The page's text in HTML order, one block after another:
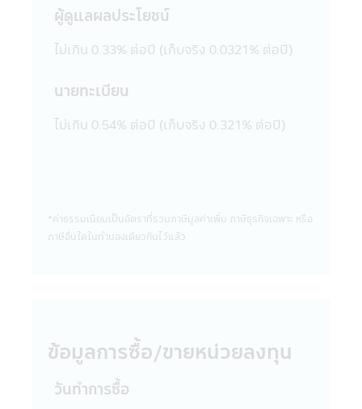
โทรศัพท์มือถือนี้ได้ออกจากแอปพลิเคชันผ่าน
โทรศัพท์มือถือนี้ไปยังเว็บไซต์อื่นๆ ที่มีลิงก์อยู่
ในแอปพลิเคชันผ่านโทรศัพท์มือถือนี้ บริษัท
ภายใต้การควบคุมของ พ.ร.บ. หลักทรัพย์และ
ตลาดหลักทรัพย์ พ.ศ. 2535 และบริษัทอาจจะ
ยังมิได้สำรวจถึงการบริการข้อมูล หรือสินค้า
ของบริษัทนั้นๆ ดังนั้นบริษัทจัดการจึงมิสามารถ
หน่วยลงทุนเป็นบุคคลที่ได้รับความเห็นชอบจาก
สำนักงานคณะกรรมการ ก.ล.ต.
เงินลงทุนหักรายเดือนตั้งแต่ 5,000 บาทขึ้นไป
ต่อรายการ
- คิดค่าบริการ 10 บาท ต่อรายการ สำหรับ
ผู้ดูแลผลประโยชน์
ไม่เกิน 0.33% ต่อปี (เก็บจริง 0.0321% ต่อปี)
นายทะเบียน
ไม่เกิน 0.54% ต่อปี (เก็บจริง 0.321% ต่อปี)
*ค่าธรรมเนียมเป็นอัตราที่รวมภาษีมูลค่าเพิ่ม ภาษีธุรกิจเฉพาะ หรือ
ภาษีอื่นใดในทํานองเดียวกันไว้แล้ว
ข้อมูลการซื้อ/ขายหน่วยลงทุน
วันทำการซื้อ